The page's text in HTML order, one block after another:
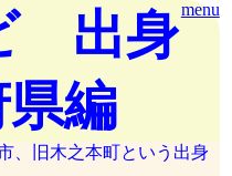
menu
出身
編
、旧木之本町という出身